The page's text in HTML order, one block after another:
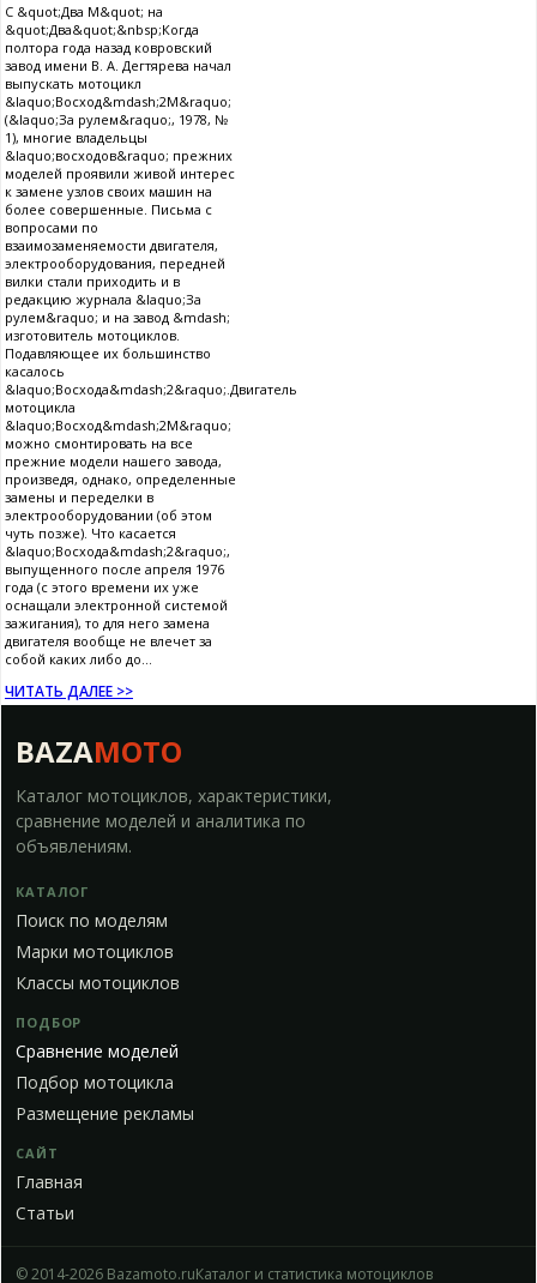
С &quot;Два М&quot; на
&quot;Два&quot;&nbsp;Когда
полтора года назад ковровский
завод имени В. А. Дегтярева начал
выпускать мотоцикл
&laquo;Восход&mdash;2М&raquo;
(&laquo;За рулем&raquo;, 1978, №
1), многие владельцы
&laquo;восходов&raquo; прежних
моделей проявили живой интерес
к замене узлов своих машин на
более совершенные. Письма с
вопросами по
взаимозаменяемости двигателя,
электрооборудования, передней
вилки стали приходить и в
редакцию журнала &laquo;За
рулем&raquo; и на завод &mdash;
изготовитель мотоциклов.
Подавляющее их большинство
касалось
&laquo;Восхода&mdash;2&raquo;.Двигатель
мотоцикла
&laquo;Восход&mdash;2М&raquo;
можно смонтировать на все
прежние модели нашего завода,
произведя, однако, определенные
замены и переделки в
электрооборудовании (об этом
чуть позже). Что касается
&laquo;Восхода&mdash;2&raquo;,
выпущенного после апреля 1976
года (с этого времени их уже
оснащали электронной системой
зажигания), то для него замена
двигателя вообще не влечет за
собой каких либо до...
ЧИТАТЬ ДАЛЕЕ >>
BAZAMOTO
Каталог мотоциклов, характеристики,
сравнение моделей и аналитика по
объявлениям.
КАТАЛОГ
Поиск по моделям
Марки мотоциклов
Классы мотоциклов
ПОДБОР
Сравнение моделей
Подбор мотоцикла
Размещение рекламы
САЙТ
Главная
Статьи
© 2014-2026 Bazamoto.ruКаталог и статистика мотоциклов